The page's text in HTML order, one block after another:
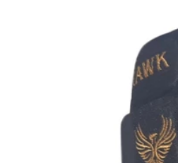
información
del producto